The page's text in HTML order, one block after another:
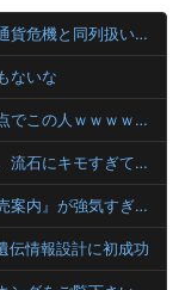
【悲報】アメリカ政府、日本円をアルゼンチン通貨危機と同列扱いへ・・・
ないな
日本をダメにした総理大臣、ワースト１位が同点でこの人ｗｗｗｗｗｗ
【動画】広島記念公園を追い出された左翼さん、流石にキモすぎて炎上
【画像】イオンの店頭に貼られた『ポケカの販売案内』が強気すぎると話題にｗｗｗｗ
伝情報設計に初成功